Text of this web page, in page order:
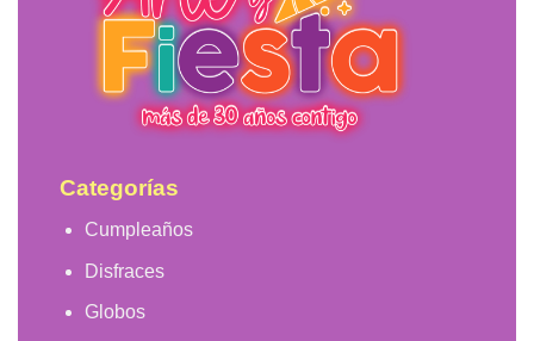
Categorías
Cumpleaños
Disfraces
Globos